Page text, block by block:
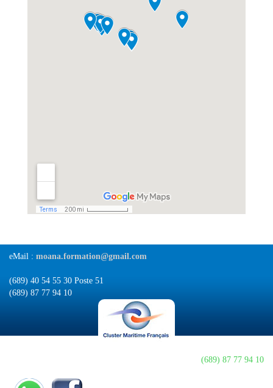
eMail : moana.formation@gmail.com
(689) 40 54 55 30 Poste 51
(689) 87 77 94 10
(689) 87 77 94 10